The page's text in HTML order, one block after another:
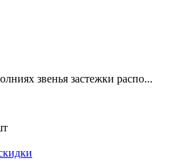
звенья застежки распо...